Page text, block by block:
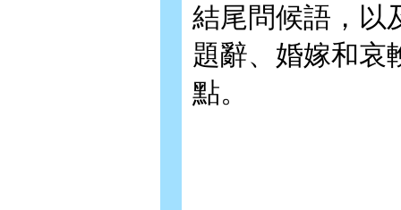
結尾問候語，以
題辭、婚嫁和哀
點。